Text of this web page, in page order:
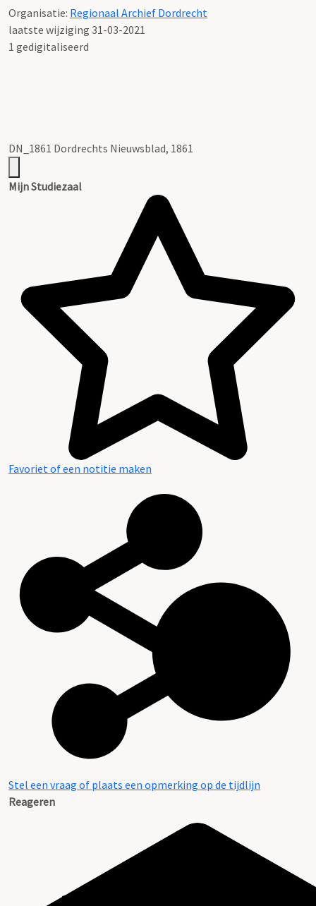
Organisatie: Regionaal Archief Dordrecht
laatste wijziging 31-03-2021
1 gedigitaliseerd
DN_1861 Dordrechts Nieuwsblad, 1861
Mijn Studiezaal
Favoriet of een notitie maken
Stel een vraag of plaats een opmerking op de tijdlijn
Reageren